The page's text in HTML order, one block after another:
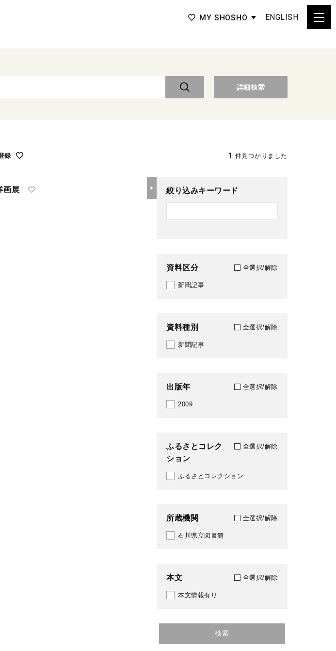
MY SHOSHO ENGLISH
詳細検索
録 1 件見つかりました
画展 絞り込みキーワード
資料区分 全選択/解除
新聞記事
資料種別 全選択/解除
新聞記事
出版年 全選択/解除
2009
ふるさとコレク
ション
全選択/解除
ふるさとコレクション
所蔵機関 全選択/解除
石川県立図書館
本文 全選択/解除
本文情報有り
検索